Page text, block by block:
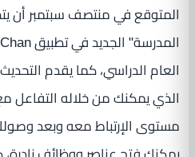
المتوقع في منتصف سبتمبر أن
العام الدراسي، كما يقدم
مستوى الإرتباط معه وبعد